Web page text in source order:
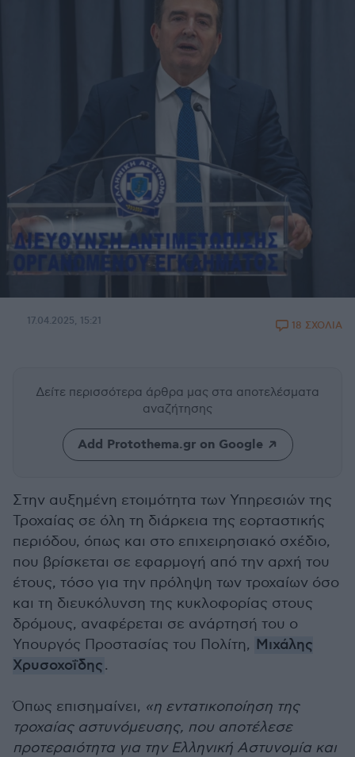
17.04.2025, 15:21 18 ΣΧΟΛΙΑ
Δείτε περισσότερα άρθρα μας στα αποτελέσματα
αναζήτησης
Add Protothema.gr on Google
Στην αυξημένη ετοιμότητα των Υπηρεσιών της
Τροχαίας σε όλη τη διάρκεια της εορταστικής
περιόδου, όπως και στο επιχειρησιακό σχέδιο,
που βρίσκεται σε εφαρμογή από την αρχή του
έτους, τόσο για την πρόληψη των τροχαίων όσο
και τη διευκόλυνση της κυκλοφορίας στους
δρόμους, αναφέρεται σε ανάρτησή του ο
Υπουργός Προστασίας του Πολίτη, Μιχάλης
Χρυσοχοΐδης.
Όπως επισημαίνει, «η εντατικοποίηση της
τροχαίας αστυνόμευσης, που αποτέλεσε
προτεραιότητα για την Ελληνική Αστυνομία και